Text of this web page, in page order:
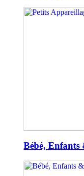
Bébé, Enfants